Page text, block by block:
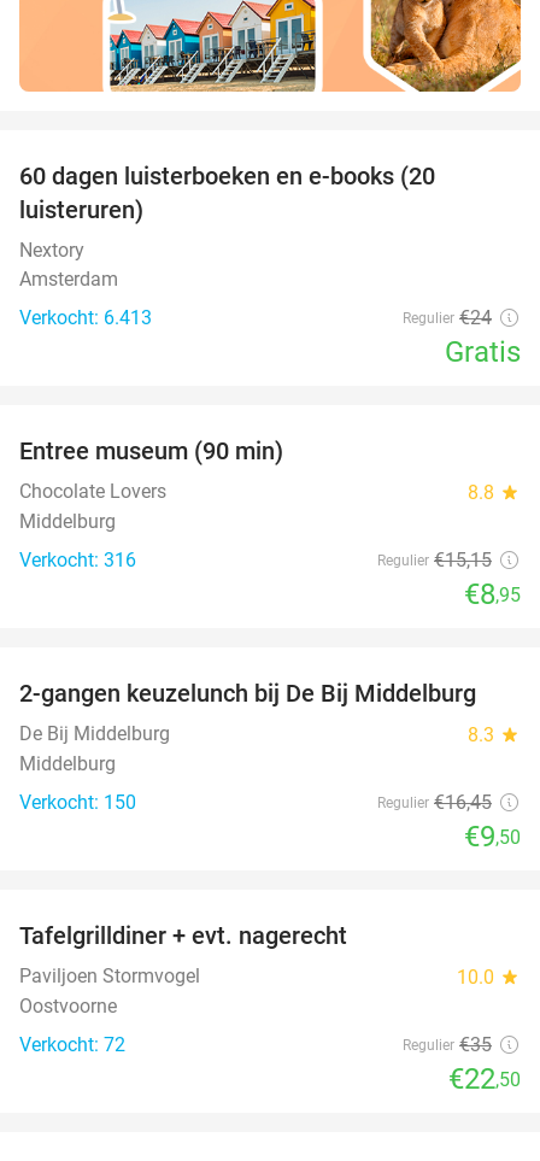
60 dagen luisterboeken en e-books (20
luisteruren)
Nextory
Amsterdam
Verkocht: 6.413
Regulier €24
Gratis
Entree museum (90 min)
Chocolate Lovers 8.8 star
Middelburg
Verkocht: 316
Regulier €15,15
€8,95
42%
2-gangen keuzelunch bij De Bij Middelburg
De Bij Middelburg 8.3 star
Middelburg
Verkocht: 150
Regulier €16,45
€9,50
Tafelgrilldiner + evt. nagerecht
Paviljoen Stormvogel 10.0 star
Oostvoorne
Verkocht: 72
Regulier €35
€22,50